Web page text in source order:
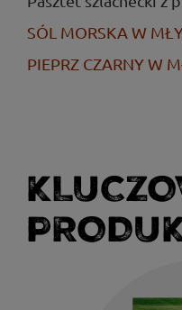
SÓL MORSKA W
PIEPRZ CZARNY W